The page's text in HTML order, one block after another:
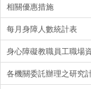
相關優惠措施
每月身障人數統計表
身心障礙教職員工職場
各機關委託辦理之研究